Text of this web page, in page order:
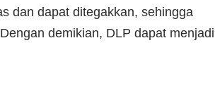
dan dapat ditegakkan, sehingga
demikian, DLP dapat menjadi